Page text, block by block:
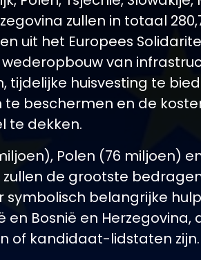
zullen in totaal
uit het Europees
van
tijdelijke huisvesting te
beschermen en de
te dekken.
Polen (76 miljoen)
zullen de grootste
symbolisch belangrijke
en Bosnië en Herzegovina,
of kandidaat-lidstaten zijn.